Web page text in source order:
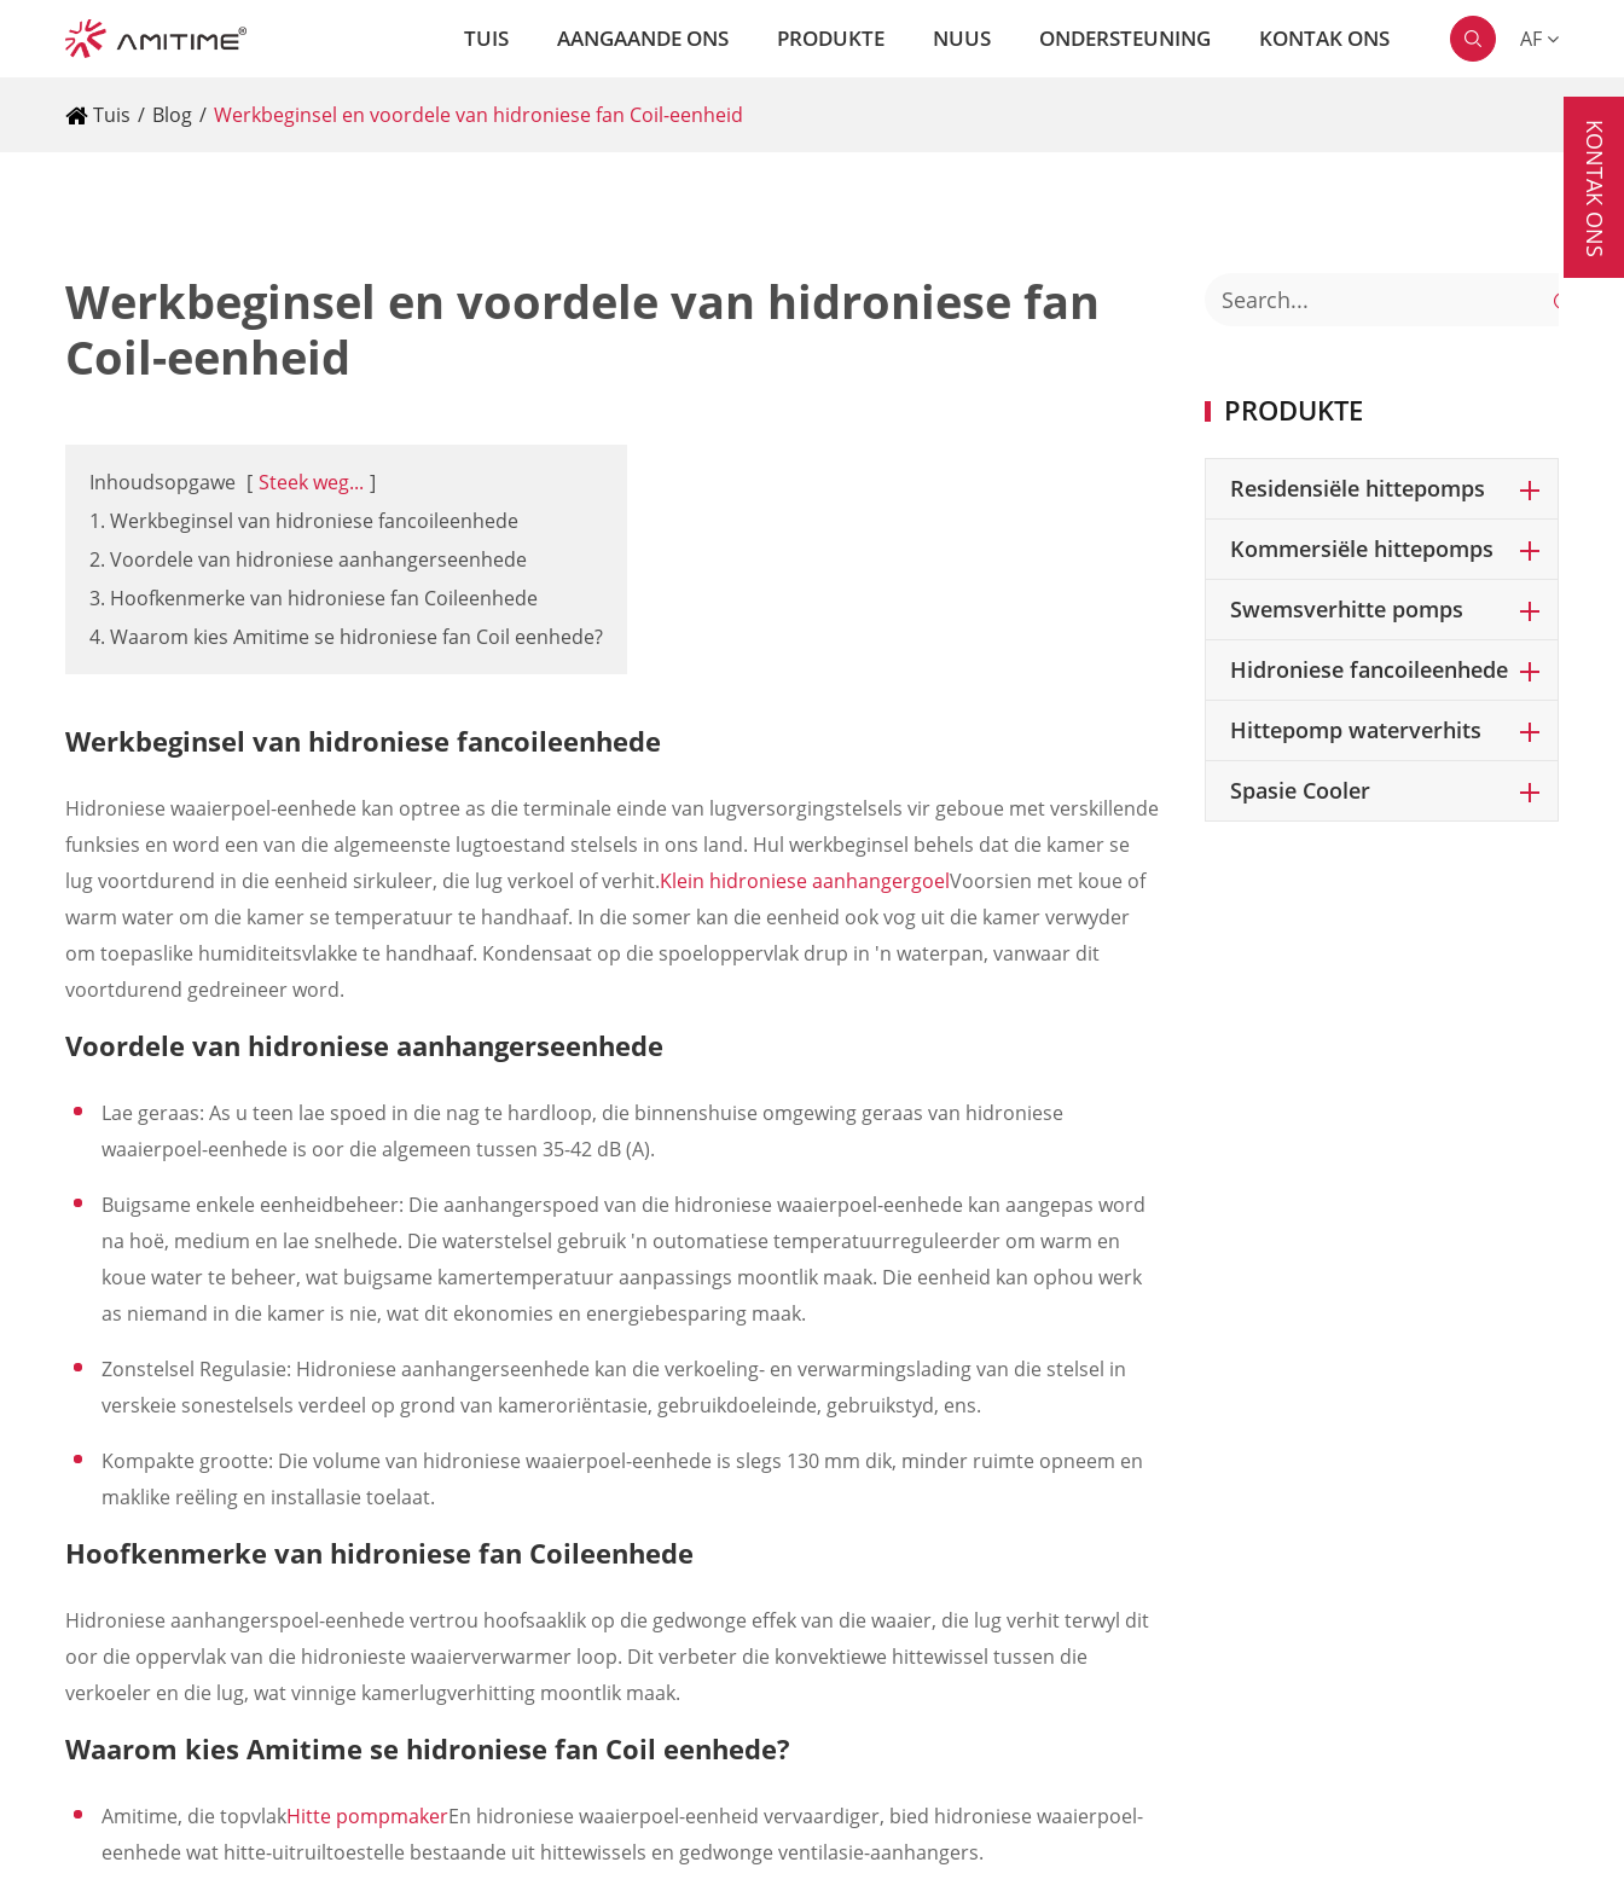
TUIS AANGAANDE ONS PRODUKTE NUUS ONDERSTEUNING KONTAK ONS  AF
Tuis Blog Werkbeginsel en voordele van hidroniese fan Coil-eenheid
Werkbeginsel en voordele van hidroniese fan
Coil-eenheid
Inhoudsopgawe [ Steek weg... ]
1. Werkbeginsel van hidroniese fancoileenhede
2. Voordele van hidroniese aanhangerseenhede
3. Hoofkenmerke van hidroniese fan Coileenhede
4. Waarom kies Amitime se hidroniese fan Coil eenhede?
Werkbeginsel van hidroniese fancoileenhede
Hidroniese waaierpoel-eenhede kan optree as die terminale einde van lugversorgingstelsels vir geboue met verskillende
funksies en word een van die algemeenste lugtoestand stelsels in ons land. Hul werkbeginsel behels dat die kamer se
lug voortdurend in die eenheid sirkuleer, die lug verkoel of verhit.Klein hidroniese aanhangergoelVoorsien met koue of
warm water om die kamer se temperatuur te handhaaf. In die somer kan die eenheid ook vog uit die kamer verwyder
om toepaslike humiditeitsvlakke te handhaaf. Kondensaat op die spoeloppervlak drup in 'n waterpan, vanwaar dit
voortdurend gedreineer word.
Voordele van hidroniese aanhangerseenhede
Lae geraas: As u teen lae spoed in die nag te hardloop, die binnenshuise omgewing geraas van hidroniese
waaierpoel-eenhede is oor die algemeen tussen 35-42 dB (A).
Buigsame enkele eenheidbeheer: Die aanhangerspoed van die hidroniese waaierpoel-eenhede kan aangepas word
na hoë, medium en lae snelhede. Die waterstelsel gebruik 'n outomatiese temperatuurreguleerder om warm en
koue water te beheer, wat buigsame kamertemperatuur aanpassings moontlik maak. Die eenheid kan ophou werk
as niemand in die kamer is nie, wat dit ekonomies en energiebesparing maak.
Zonstelsel Regulasie: Hidroniese aanhangerseenhede kan die verkoeling- en verwarmingslading van die stelsel in
verskeie sonestelsels verdeel op grond van kameroriëntasie, gebruikdoeleinde, gebruikstyd, ens.
Kompakte grootte: Die volume van hidroniese waaierpoel-eenhede is slegs 130 mm dik, minder ruimte opneem en
maklike reëling en installasie toelaat.
Hoofkenmerke van hidroniese fan Coileenhede
Hidroniese aanhangerspoel-eenhede vertrou hoofsaaklik op die gedwonge effek van die waaier, die lug verhit terwyl dit
oor die oppervlak van die hidronieste waaierverwarmer loop. Dit verbeter die konvektiewe hittewissel tussen die
verkoeler en die lug, wat vinnige kamerlugverhitting moontlik maak.
Waarom kies Amitime se hidroniese fan Coil eenhede?
Amitime, die topvlakHitte pompmakerEn hidroniese waaierpoel-eenheid vervaardiger, bied hidroniese waaierpoel-
eenhede wat hitte-uitruiltoestelle bestaande uit hittewissels en gedwonge ventilasie-aanhangers.

PRODUKTE
Residensiële hittepomps
Kommersiële hittepomps
Swemsverhitte pomps
Hidroniese fancoileenhede
Hittepomp waterverhits
Spasie Cooler
KONTAK ONS